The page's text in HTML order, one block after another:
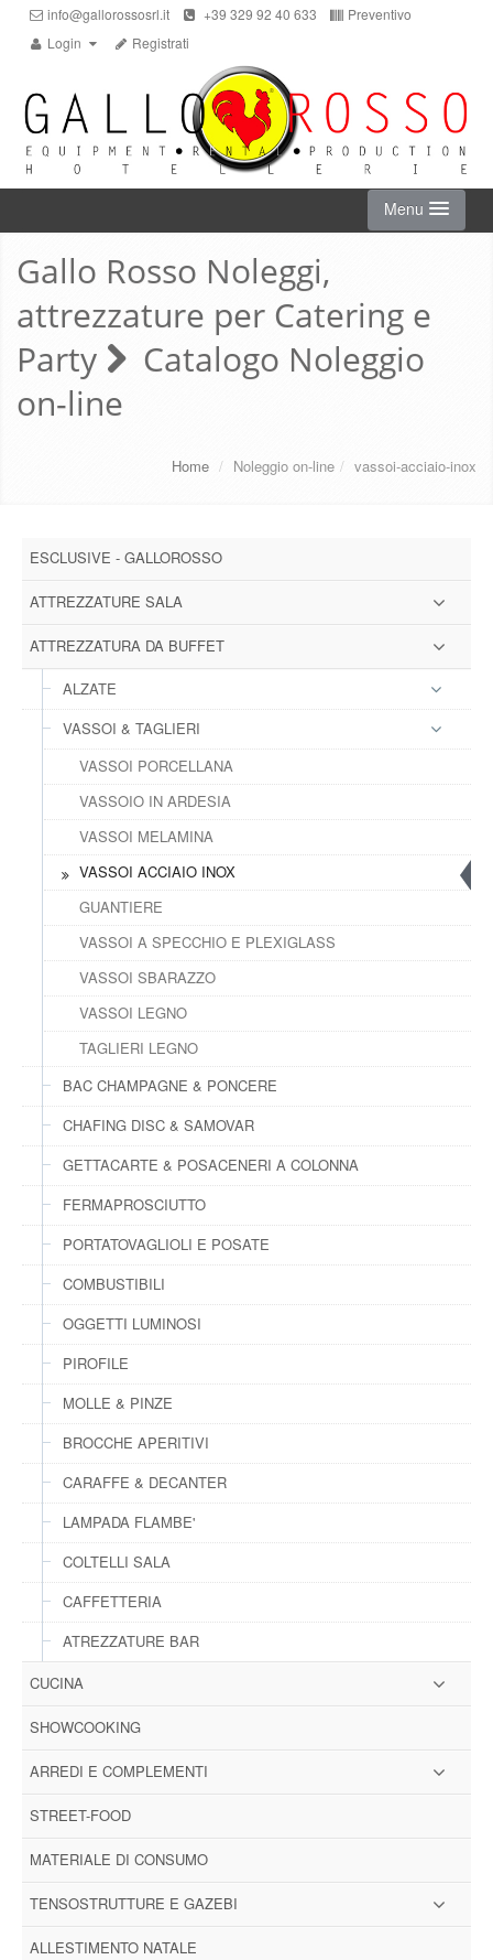
info@gallorossosrl.it +39 329 92 40 633
Preventivo
Login
Registrati
Menu
HOME
NOLEGGIO ON-LINE
CHI SIAMO
CONTATTI
FAQs
LOGIN
REGISTRATI
Gallo Rosso Noleggi,
attrezzature per Catering e
Party
Catalogo Noleggio
on-line
Home / Noleggio on-line / vassoi-acciaio-inox
ESCLUSIVE - GALLOROSSO
ATTREZZATURE SALA
ATTREZZATURA DA BUFFET
ALZATE
VASSOI & TAGLIERI
VASSOI PORCELLANA
VASSOIO IN ARDESIA
VASSOI MELAMINA
VASSOI ACCIAIO INOX
GUANTIERE
VASSOI A SPECCHIO E PLEXIGLASS
VASSOI SBARAZZO
VASSOI LEGNO
TAGLIERI LEGNO
BAC CHAMPAGNE & PONCERE
CHAFING DISC & SAMOVAR
GETTACARTE & POSACENERI A COLONNA
FERMAPROSCIUTTO
PORTATOVAGLIOLI E POSATE
COMBUSTIBILI
OGGETTI LUMINOSI
PIROFILE
MOLLE & PINZE
BROCCHE APERITIVI
CARAFFE & DECANTER
LAMPADA FLAMBE'
COLTELLI SALA
CAFFETTERIA
ATREZZATURE BAR
CUCINA
SHOWCOOKING
ARREDI E COMPLEMENTI
STREET-FOOD
MATERIALE DI CONSUMO
TENSOSTRUTTURE E GAZEBI
ALLESTIMENTO NATALE